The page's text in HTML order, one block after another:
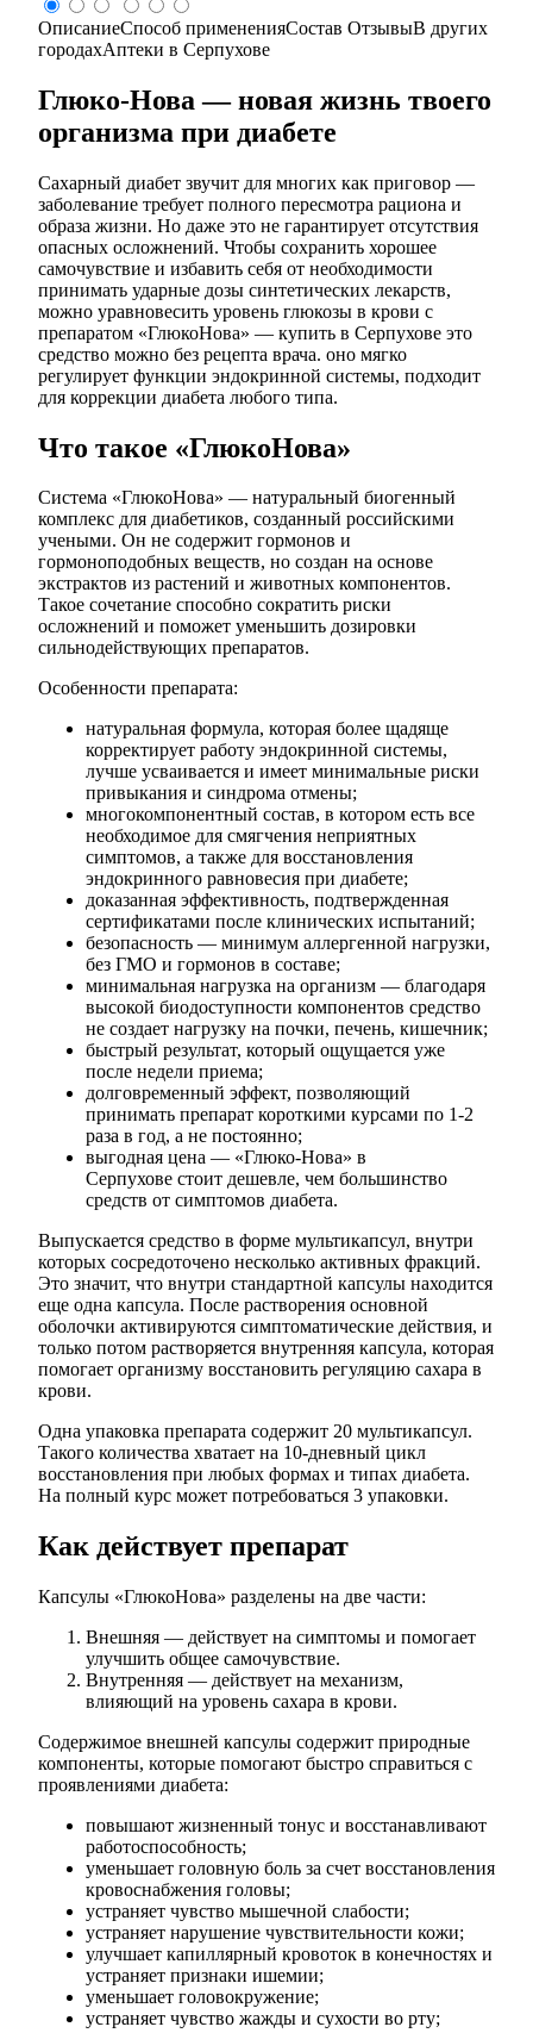
ОписаниеСпособ примененияСостав ОтзывыВ других
городахАптеки в Серпухове
Глюко-Нова — новая жизнь твоего
организма при диабете
Сахарный диабет звучит для многих как приговор —
заболевание требует полного пересмотра рациона и
образа жизни. Но даже это не гарантирует отсутствия
опасных осложнений. Чтобы сохранить хорошее
самочувствие и избавить себя от необходимости
принимать ударные дозы синтетических лекарств,
можно уравновесить уровень глюкозы в крови с
препаратом «ГлюкоНова» — купить в Серпухове это
средство можно без рецепта врача. оно мягко
регулирует функции эндокринной системы, подходит
для коррекции диабета любого типа.
Что такое «ГлюкоНова»
Система «ГлюкоНова» — натуральный биогенный
комплекс для диабетиков, созданный российскими
учеными. Он не содержит гормонов и
гормоноподобных веществ, но создан на основе
экстрактов из растений и животных компонентов.
Такое сочетание способно сократить риски
осложнений и поможет уменьшить дозировки
сильнодействующих препаратов.
Особенности препарата:
натуральная формула, которая более щадяще
корректирует работу эндокринной системы,
лучше усваивается и имеет минимальные риски
привыкания и синдрома отмены;
многокомпонентный состав, в котором есть все
необходимое для смягчения неприятных
симптомов, а также для восстановления
эндокринного равновесия при диабете;
доказанная эффективность, подтвержденная
сертификатами после клинических испытаний;
безопасность — минимум аллергенной нагрузки,
без ГМО и гормонов в составе;
минимальная нагрузка на организм — благодаря
высокой биодоступности компонентов средство
не создает нагрузку на почки, печень, кишечник;
быстрый результат, который ощущается уже
после недели приема;
долговременный эффект, позволяющий
принимать препарат короткими курсами по 1-2
раза в год, а не постоянно;
выгодная цена — «Глюко-Нова» в
Серпухове стоит дешевле, чем большинство
средств от симптомов диабета.
Выпускается средство в форме мультикапсул, внутри
которых сосредоточено несколько активных фракций.
Это значит, что внутри стандартной капсулы находится
еще одна капсула. После растворения основной
оболочки активируются симптоматические действия, и
только потом растворяется внутренняя капсула, которая
помогает организму восстановить регуляцию сахара в
крови.
Одна упаковка препарата содержит 20 мультикапсул.
Такого количества хватает на 10-дневный цикл
восстановления при любых формах и типах диабета.
На полный курс может потребоваться 3 упаковки.
Как действует препарат
Капсулы «ГлюкоНова» разделены на две части:
Внешняя — действует на симптомы и помогает
улучшить общее самочувствие.
Внутренняя — действует на механизм,
влияющий на уровень сахара в крови.
Содержимое внешней капсулы содержит природные
компоненты, которые помогают быстро справиться с
проявлениями диабета:
повышают жизненный тонус и восстанавливают
работоспособность;
уменьшает головную боль за счет восстановления
кровоснабжения головы;
устраняет чувство мышечной слабости;
устраняет нарушение чувствительности кожи;
улучшает капиллярный кровоток в конечностях и
устраняет признаки ишемии;
уменьшает головокружение;
устраняет чувство жажды и сухости во рту;